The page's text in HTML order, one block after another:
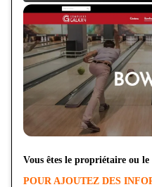
Vous êtes le propriétaire ou
POUR AJOUTEZ DES